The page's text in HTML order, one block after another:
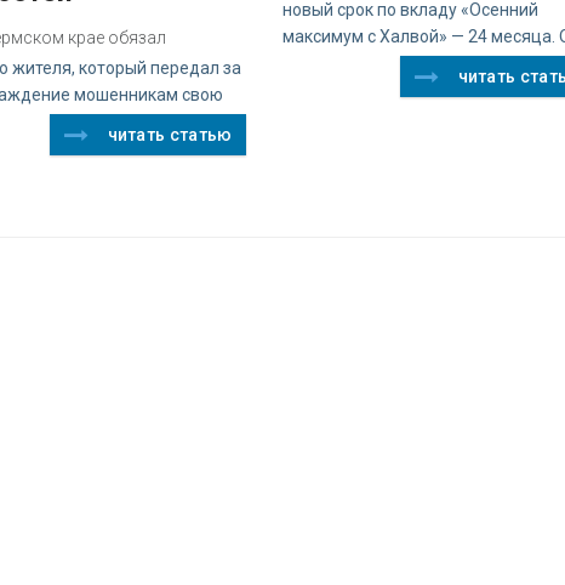
крае обязал
жителя, который передал за
мошенникам свою
читать статью
новый срок по вкладу «Осенний
максимум с Халвой» — 24 месяца.
читать